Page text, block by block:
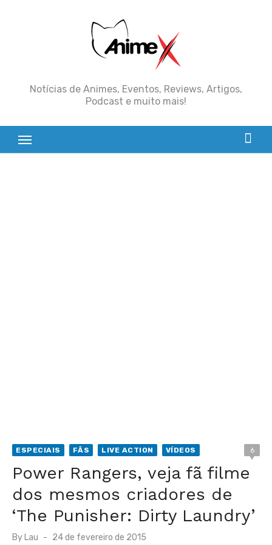
Notícias de Animes, Eventos, Reviews, Artigos,
Podcast e muito mais!
ESPECIAIS FÃS LIVE ACTION VÍDEOS 6
Power Rangers, veja fã filme
dos mesmos criadores de
‘The Punisher: Dirty Laundry’
By Lau
Posted
24 de fevereiro de 2015